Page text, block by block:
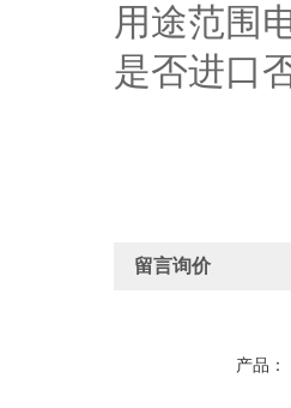
用途范围
是否进口
留言询价
产品：